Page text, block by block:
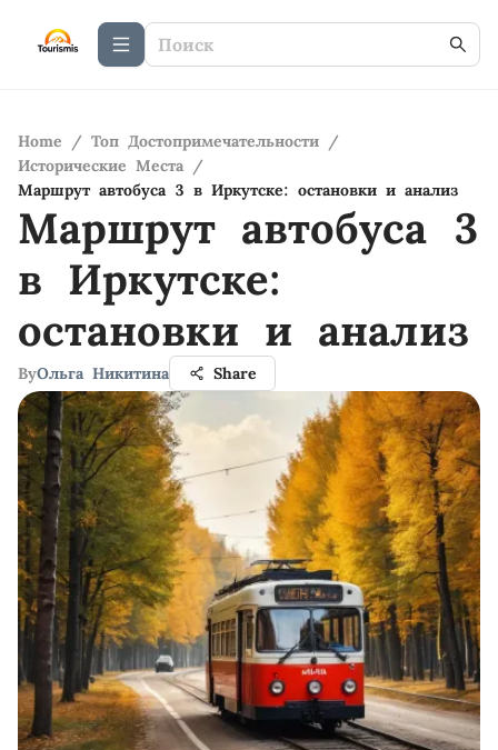
Home / Топ Достопримечательности /
Исторические Места /
Маршрут автобуса 3 в Иркутске: остановки и анализ
Маршрут автобуса 3
в Иркутске:
остановки и анализ
ByОльга Никитина Share